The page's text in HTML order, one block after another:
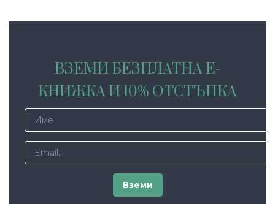
ВЗЕМИ БЕЗПЛАТНА Е-
КНИЖКА И 10% ОТСТЪПКА